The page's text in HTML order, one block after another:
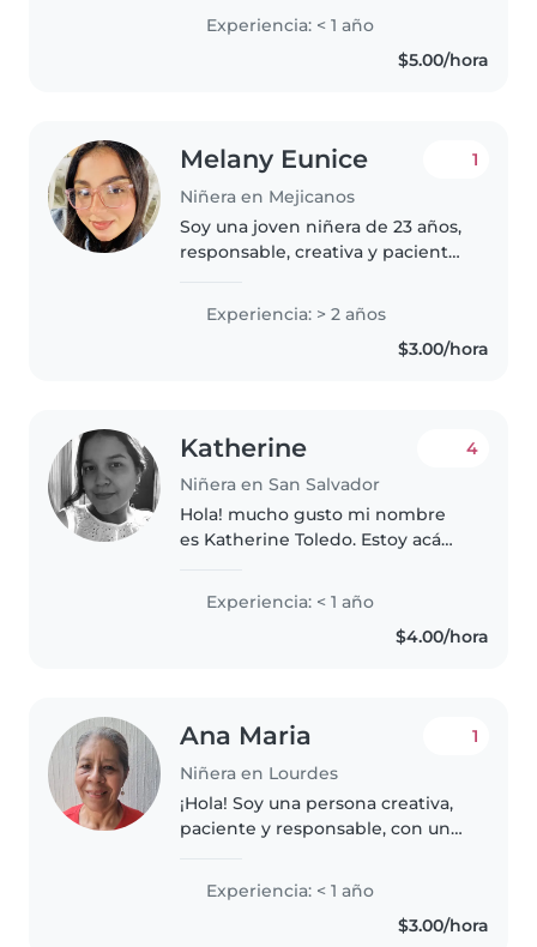
cuidando niños de todas las
edades. Aunque soy nueva en el
cuidado infantil profesional,
Experiencia: < 1 año
$5.00/hora
Melany Eunice
Niñera en Mejicanos
1
Soy una joven niñera de 23 años,
responsable, creativa y paciente.
edades, incluyendo preescolares,
escolares y adolescentes...
Experiencia: > 2 años
$3.00/hora
Katherine
Niñera en San Salvador
4
Hola! mucho gusto mi nombre
es Katherine Toledo. Estoy acá
a la familia que lo necesite. Soy
una persona tranquila, honesta y
Experiencia: < 1 año
$4.00/hora
Ana Maria
Niñera en Lourdes
1
¡Hola! Soy una persona creativa,
paciente y responsable, con una
Tengo experiencia en el cuidado
de niños de todas las edades y
con necesidades especiales...
Experiencia: < 1 año
$3.00/hora